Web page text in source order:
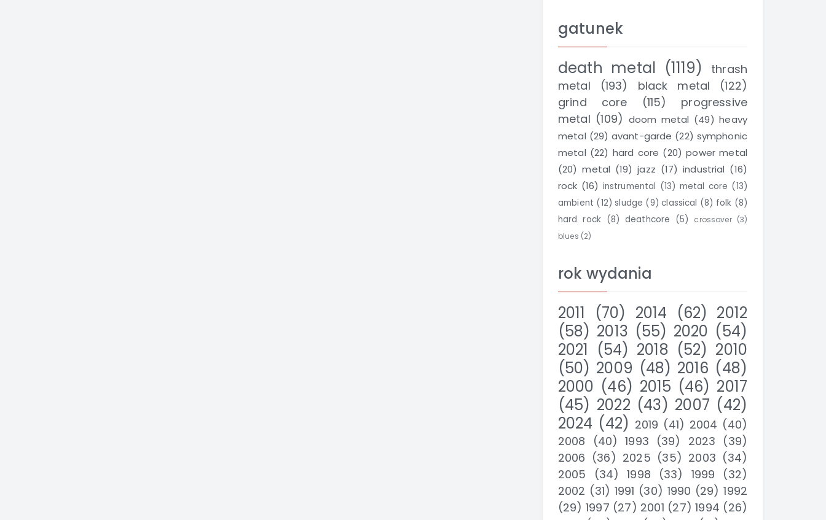
gatunek
death metal (1119)
thrash
metal
(193) black metal
(122)
grind core
(115)
progressive
metal (109) doom metal (49) heavy
metal (29) avant-garde (22) symphonic
metal (22) hard core (20) power metal
(20) metal (19) jazz (17) industrial (16)
rock (16) instrumental (13) metal core (13)
ambient (12) sludge (9) classical (8) folk (8)
hard rock (8) deathcore (5) crossover (3)
blues (2)
rok wydania
2011
(70) 2014 (62) 2012
(58) 2013 (55) 2020 (54)
2021 (54) 2018 (52) 2010
(50) 2009 (48) 2016 (48)
2000 (46) 2015 (46) 2017
(45) 2022 (43) 2007 (42)
2024 (42) 2019 (41) 2004 (40)
2008
(40) 1993 (39) 2023 (39)
2006 (36) 2025 (35) 2003 (34)
2005
(34) 1998 (33) 1999
(32)
2002 (31) 1991 (30) 1990 (29) 1992
(29) 1997 (27) 2001 (27) 1994 (26)